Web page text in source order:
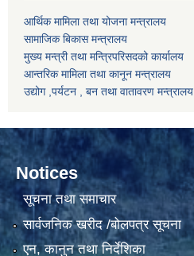
आर्थिक मामिला तथा योजना मन्त्रालय
सामाजिक बिकास मन्त्रालय
मुख्य मन्त्री तथा मन्त्रिपरिसदको कार्यालय
आन्तरिक मामिला तथा कानून मन्त्रालय
उद्योग ,पर्यटन , बन तथा वातावरण मन्त्रालय
Notices
सूचना तथा समाचार
सार्वजनिक खरीद /बोलपत्र सूचना
एन, कानुन तथा निर्देशिका